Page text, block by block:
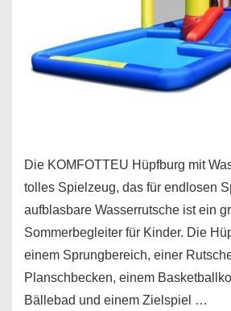
Die KOMFOTTEU Hüpfburg mit
tolles Spielzeug, das für endlosen
aufblasbare Wasserrutsche ist ein
Sommerbegleiter für Kinder. Die
einem Sprungbereich, einer
Planschbecken, einem
Bällebad und einem Zielspiel …